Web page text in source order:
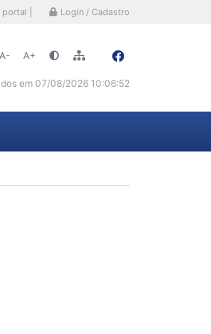
| Login / Cadastro
A- A+
em 07/08/2026 10:06:52